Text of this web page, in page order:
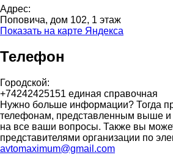
Адрес:
Поповича, дом 102, 1 этаж
Показать на карте Яндекса
Телефон
Городской:
+74242425151 единая справочная
Нужно больше информации? Тогда
телефонам, представленным выше и
на все ваши вопросы. Также вы
представителями организации по
avtomaximum@gmail.com